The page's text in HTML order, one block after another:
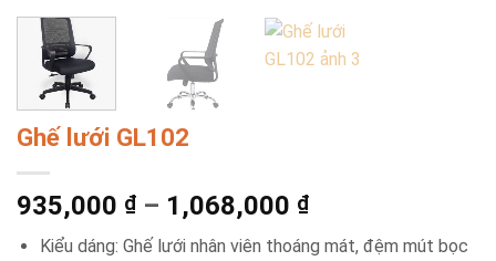
Ghế lưới GL102
935,000 ₫ – 1,068,000 ₫
Kiểu dáng: Ghế lưới nhân viên thoáng mát, đệm mút bọc